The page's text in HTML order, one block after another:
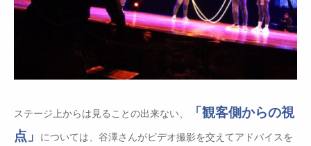
ステージ上からは見ることの出来ない、
「観客側からの視
点」
については、谷澤さんがビデオ撮影を交えてアドバイスを